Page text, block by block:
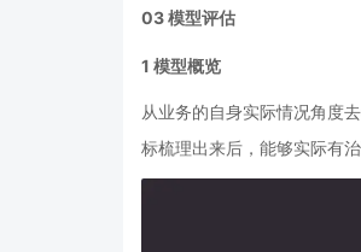
03模型评估
1 模型概览
从业务的自身实际情况角度
标梳理出来后，能够实际有